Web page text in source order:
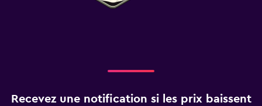
Recevez une notification si les prix baissent